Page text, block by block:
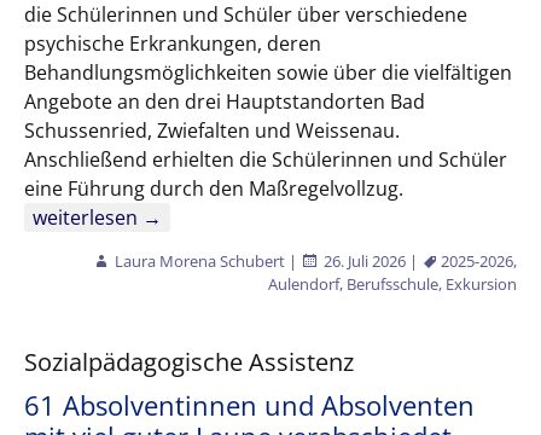
die Schülerinnen und Schüler über verschiedene
psychische Erkrankungen, deren
Behandlungsmöglichkeiten sowie über die vielfältigen
Angebote an den drei Hauptstandorten Bad
Schussenried, Zwiefalten und Weissenau.
Anschließend erhielten die Schülerinnen und Schüler
eine Führung durch den Maßregelvollzug.
Exkursion der Klasse W2GK zum ZfP Südwürttemberg
weiterlesen →
Laura Morena Schubert | 26. Juli 2026 | 2025-2026,
Aulendorf, Berufsschule, Exkursion
Sozialpädagogische Assistenz
61 Absolventinnen und Absolventen